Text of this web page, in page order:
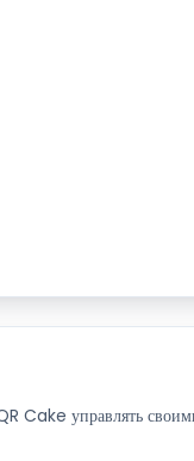
Cake управлять